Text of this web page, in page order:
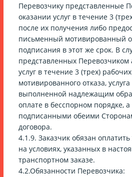
Перевозчику представленные
оказании услуг в течение 3
после их получения либо
письменный мотивированный
подписания в этот же срок. В
представленных Перевозчиком
услуг в течение 3 (трех)
мотивированного отказа, услуга
выполненной надлежащим
оплате в бесспорном порядке,
подписанными обеими
договора.
4.1.9. Заказчик обязан
на условиях, указанных в
транспортном заказе.
4.2.Обязанности Перевозчика: